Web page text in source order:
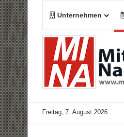
Unternehmen
Freitag, 7. August 2026